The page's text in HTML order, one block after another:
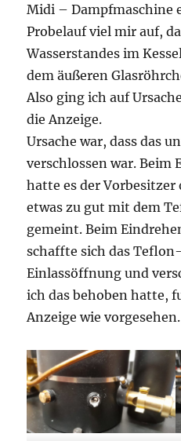
Midi – Dampfmaschine
Probelauf viel mir auf,
Wasserstandes im
dem äußeren
Also ging ich auf
die Anzeige.
Ursache war, dass das
verschlossen war. Beim
hatte es der Vorbesitzer
etwas zu gut mit dem
gemeint. Beim
schaffte sich das
Einlassöffnung und
ich das behoben hatte,
Anzeige wie vorgesehen.